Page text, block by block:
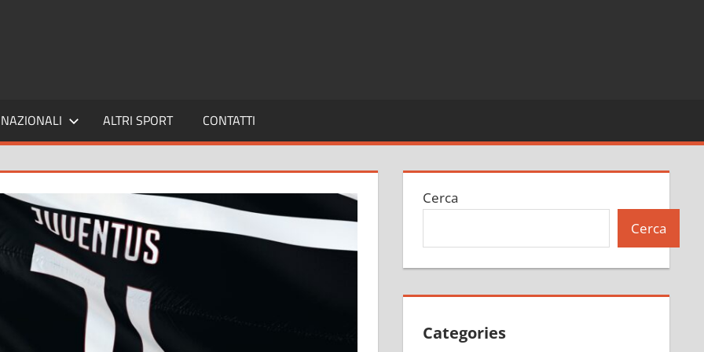
NAZIONALI ALTRI SPORT CONTATTI
Cerca
Cerca
Categories